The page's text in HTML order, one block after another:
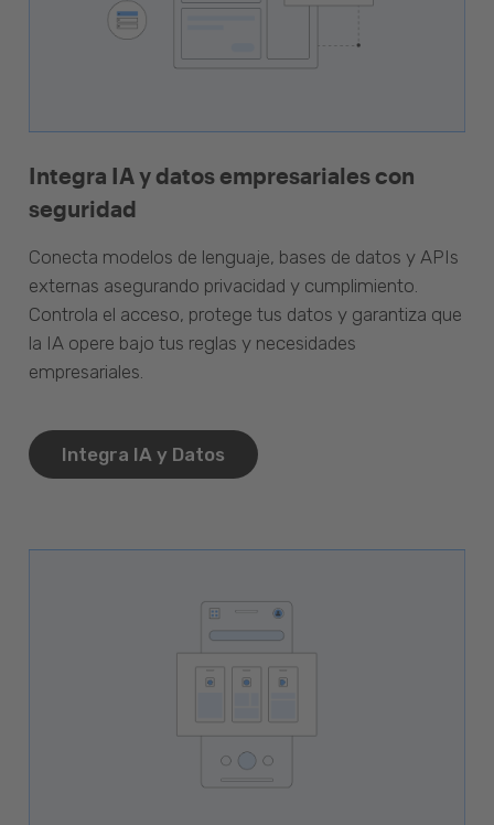
Integra IA y datos empresariales con
seguridad
Conecta modelos de lenguaje, bases de datos y APIs
externas asegurando privacidad y cumplimiento.
Controla el acceso, protege tus datos y garantiza que
la IA opere bajo tus reglas y necesidades
empresariales.
Integra IA y Datos